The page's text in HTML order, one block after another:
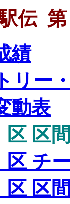
伝
績
リー
動表
区 区
区 チ
区 区